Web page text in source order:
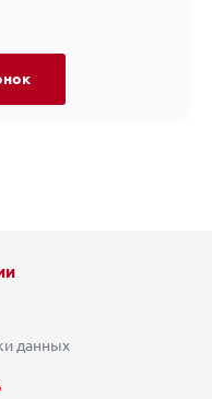
данных